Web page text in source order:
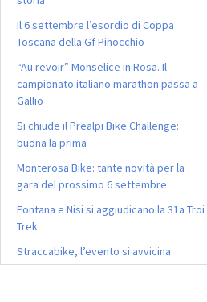
Il 6 settembre l’esordio di Coppa
Toscana della Gf Pinocchio
“Au revoir” Monselice in Rosa. Il
campionato italiano marathon passa a
Gallio
Si chiude il Prealpi Bike Challenge:
buona la prima
Monterosa Bike: tante novità per la
gara del prossimo 6 settembre
Fontana e Nisi si aggiudicano la 31a Troi
Trek
Straccabike, l’evento si avvicina